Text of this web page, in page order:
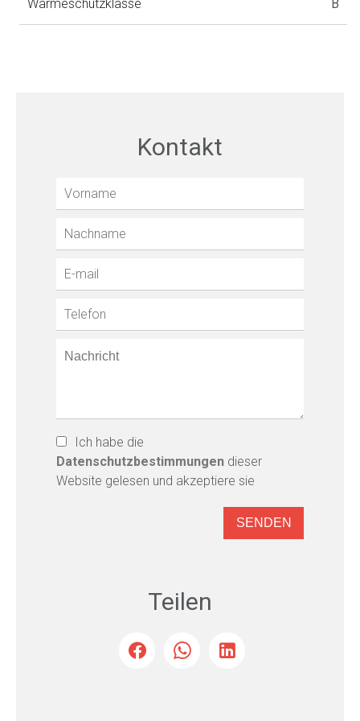
Wärmeschutzklasse B
Kontakt
Ich habe die
Datenschutzbestimmungen dieser
Website gelesen und akzeptiere sie
SENDEN
Teilen